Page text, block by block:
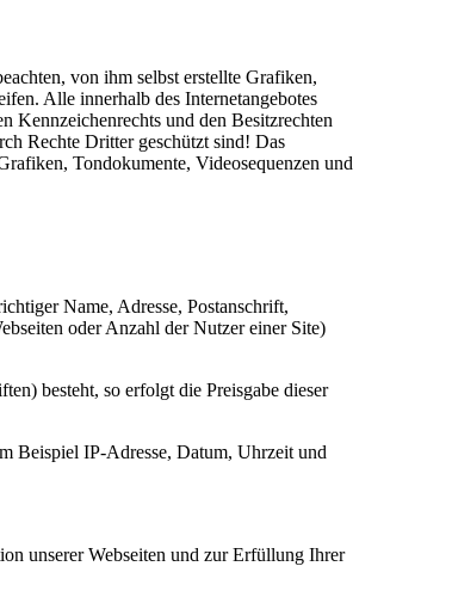
von ihm selbst erstellte Grafiken,
Alle innerhalb des Internetangebotes
Kennzeichenrechts und den Besitzrechten
Rechte Dritter geschützt sind! Das
Tondokumente, Videosequenzen und
Name, Adresse, Postanschrift,
oder Anzahl der Nutzer einer Site)
besteht, so erfolgt die Preisgabe dieser
Beispiel IP-Adresse, Datum, Uhrzeit und
unserer Webseiten und zur Erfüllung Ihrer